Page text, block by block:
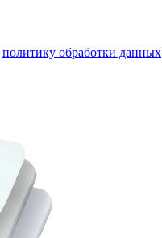
политику обработки данных